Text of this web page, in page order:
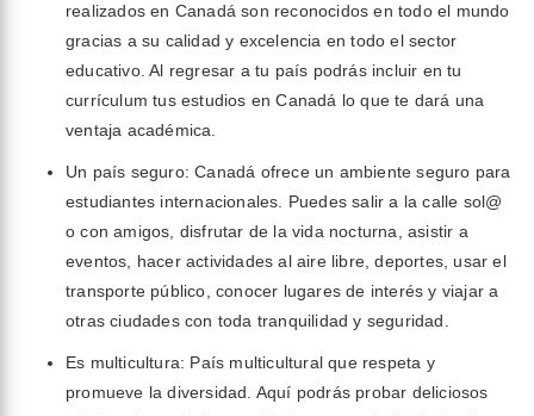
realizados en Canadá son reconocidos en todo el mundo
gracias a su calidad y excelencia en todo el sector
educativo. Al regresar a tu país podrás incluir en tu
currículum tus estudios en Canadá lo que te dará una
ventaja académica.
Un país seguro: Canadá ofrece un ambiente seguro para
estudiantes internacionales. Puedes salir a la calle sol@
o con amigos, disfrutar de la vida nocturna, asistir a
eventos, hacer actividades al aire libre, deportes, usar el
transporte público, conocer lugares de interés y viajar a
otras ciudades con toda tranquilidad y seguridad.
Es multicultura: País multicultural que respeta y
promueve la diversidad. Aquí podrás probar deliciosos